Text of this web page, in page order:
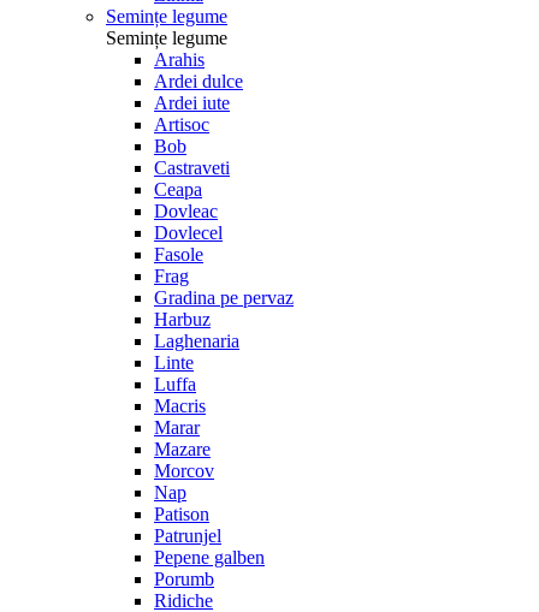
Semințe legume
Semințe legume
Arahis
Ardei dulce
Ardei iute
Artisoc
Bob
Castraveti
Ceapa
Dovleac
Dovlecel
Fasole
Frag
Gradina pe pervaz
Harbuz
Laghenaria
Linte
Luffa
Macris
Marar
Mazare
Morcov
Nap
Patison
Patrunjel
Pepene galben
Porumb
Ridiche